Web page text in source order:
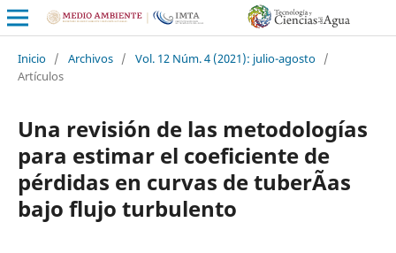
Inicio / Archivos / Vol. 12 Núm. 4 (2021): julio-agosto /
Artículos
Una revisión de las metodologías
para estimar el coeficiente de
pérdidas en curvas de tuberÃ­as
bajo flujo turbulento